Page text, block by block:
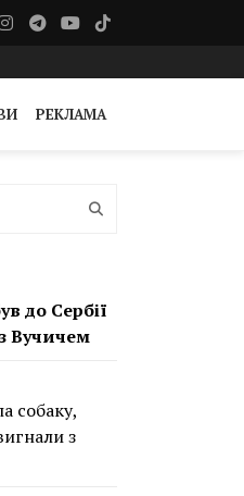
РЕКЛАМА
до Сербії
Вучичем
собаку,
з